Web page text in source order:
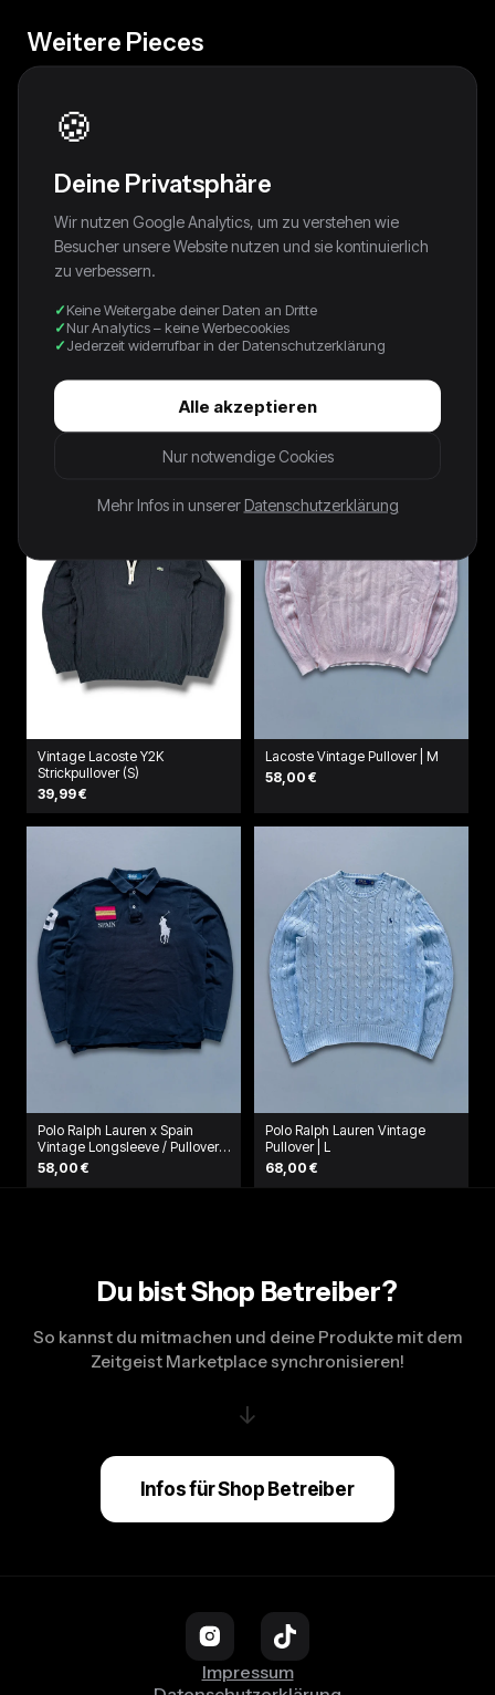
Weitere Pieces
CAMO REALTREE SWEATER -
70,00 €
PURPLE RUSSELL SWEATER -
1990S - S
Vintage Lacoste Y2K
Strickpullover (S)
39,99 €
Lacoste Vintage Pullover | M
58,00 €
Polo Ralph Lauren x Spain
Vintage Longsleeve / Pullover
| M
58,00 €
Polo Ralph Lauren Vintage
Pullover | L
68,00 €
Du bist Shop Betreiber?
So kannst du mitmachen und deine Produkte mit dem
Zeitgeist Marketplace synchronisieren!
↓
Infos für Shop Betreiber
Impressum
🍪
Deine Privatsphäre
Wir nutzen Google Analytics, um zu verstehen wie
Besucher unsere Website nutzen und sie kontinuierlich
zu verbessern.
Keine Weitergabe deiner Daten an Dritte
Nur Analytics – keine Werbecookies
Jederzeit widerrufbar in der Datenschutzerklärung
Alle akzeptieren
Nur notwendige Cookies
Mehr Infos in unserer Datenschutzerklärung